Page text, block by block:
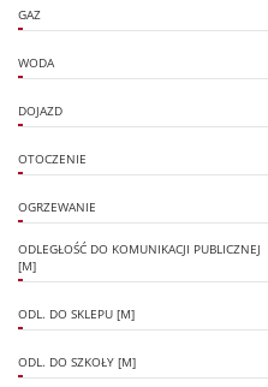
GAZ
WODA
DOJAZD
OTOCZENIE
OGRZEWANIE
ODLEGŁOŚĆ DO KOMUNIKACJI PUBLICZNEJ
[M]
ODL. DO SKLEPU [M]
ODL. DO SZKOŁY [M]